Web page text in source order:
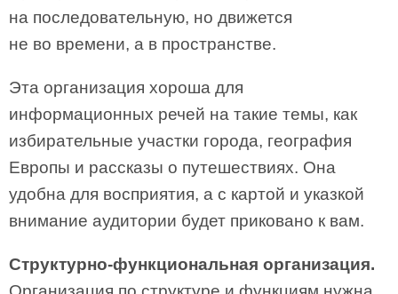
на последовательную, но движется
не во времени, а в пространстве.
Эта организация хороша для
информационных речей на такие темы, как
избирательные участки города, география
Европы и рассказы о путешествиях. Она
удобна для восприятия, а с картой и указкой
внимание аудитории будет приковано к вам.
Структурно-функциональная организация.